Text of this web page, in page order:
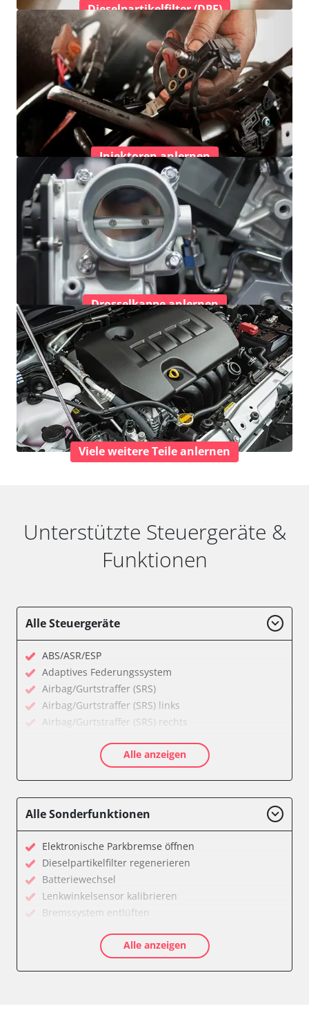
Dieselpartikelfilter (DPF)
Injektoren anlernen
Drosselkappe anlernen
Viele weitere Teile anlernen
Unterstützte Steuergeräte &
Funktionen
Alle Steuergeräte
ABS/ASR/ESP
Adaptives Federungssystem
Airbag/Gurtstraffer (SRS)
Airbag/Gurtstraffer (SRS) links
Airbag/Gurtstraffer (SRS) rechts
Aktivlenkung
Anhängersteuergerät
Bedieneinheit Mittelkonsole
Bordcomputer
CD-Wechsler
Command
Dachbedieneinheit (DBE)
Dämpfungssystem hinten links
Dämpfungssystem hinten rechts
Dämpfungssystem vorne links
Dämpfungssystem vorne rechts
Alle anzeigen
Alle Sonderfunktionen
Elektronische Parkbremse öffnen
Dieselpartikelfilter regenerieren
Batteriewechsel
Lenkwinkelsensor kalibrieren
Bremssystem entlüften
Elektronische Parkbremse kalibrieren
Ölservicerückstellung
Alle anzeigen